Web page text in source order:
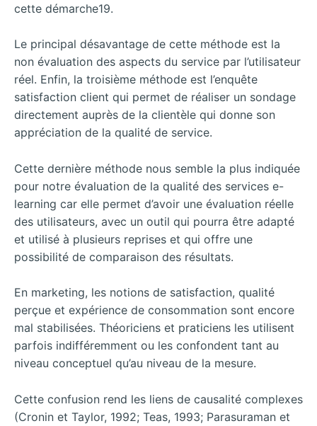
cette démarche19.
Le principal désavantage de cette méthode est la
non évaluation des aspects du service par l’utilisateur
réel. Enfin, la troisième méthode est l’enquête
satisfaction client qui permet de réaliser un sondage
directement auprès de la clientèle qui donne son
appréciation de la qualité de service.
Cette dernière méthode nous semble la plus indiquée
pour notre évaluation de la qualité des services e-
learning car elle permet d’avoir une évaluation réelle
des utilisateurs, avec un outil qui pourra être adapté
et utilisé à plusieurs reprises et qui offre une
possibilité de comparaison des résultats.
En marketing, les notions de satisfaction, qualité
perçue et expérience de consommation sont encore
mal stabilisées. Théoriciens et praticiens les utilisent
parfois indifféremment ou les confondent tant au
niveau conceptuel qu’au niveau de la mesure.
Cette confusion rend les liens de causalité complexes
(Cronin et Taylor, 1992; Teas, 1993; Parasuraman et